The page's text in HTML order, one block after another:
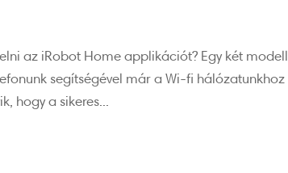
az iRobot Home applikációt? Egy két modell
segítségével már a Wi-fi hálózatunkhoz
hogy a sikeres...